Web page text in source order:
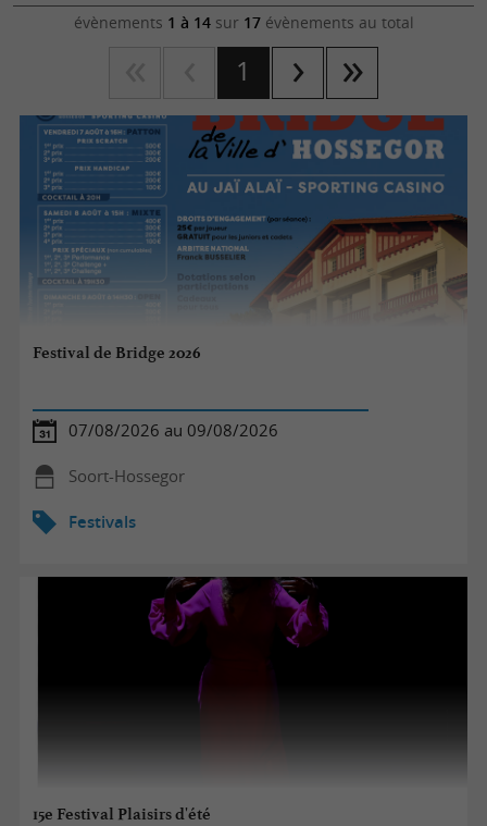
évènements 1 à 14sur 17évènements au total
1
Festival de Bridge 2026
07/08/2026 au 09/08/2026
Soort-Hossegor
Festivals
15e Festival Plaisirs d'été